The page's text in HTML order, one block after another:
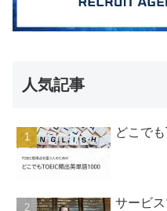
人気記事
どこで
サービ